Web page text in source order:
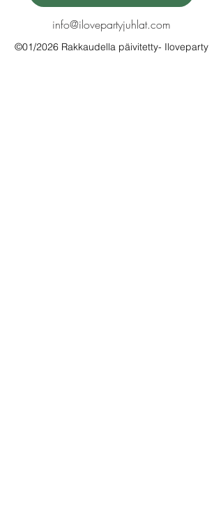
info@ilovepartyjuhlat.com
©01/2026 Rakkaudella päivitetty- Iloveparty